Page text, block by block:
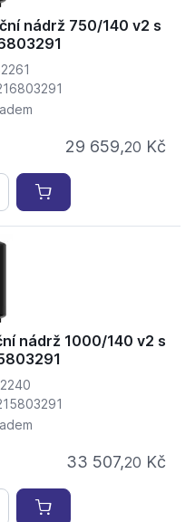
nádrž 750/140 v2 s
29 659,20 Kč
nádrž 1000/140 v2 s
33 507,20 Kč